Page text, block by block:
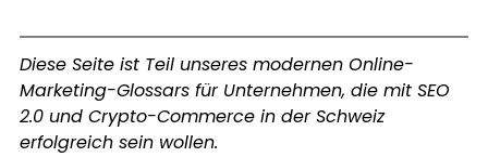
Diese Seite ist Teil unseres modernen Online-
Marketing-Glossars für Unternehmen, die mit SEO
2.0 und Crypto-Commerce in der Schweiz
erfolgreich sein wollen.